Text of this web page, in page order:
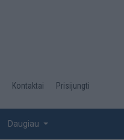
Kontaktai Prisijungti
Daugiau